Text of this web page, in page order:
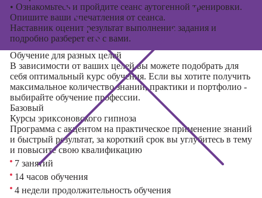
• Ознакомьтесь и пройдите сеанс аутогенной тренировки.
Опишите ваши впечатления от сеанса.
Наставник оценит результат выполнения задания и
подробно разберет его с вами.
Обучение для разных целей
В зависимости от ваших целей вы можете подобрать для
себя оптимальный курс обучения. Если вы хотите получить
максимальное количество знаний, практики и портфолио -
выбирайте обучение профессии.
Базовый
Курсы эриксоновского гипноза
Программа с акцентом на практическое применение знаний
и быстрый результат, за короткий срок вы углубитесь в тему
и повысите свою квалификацию
7 занятий
14 часов обучения
4 недели продолжительность обучения